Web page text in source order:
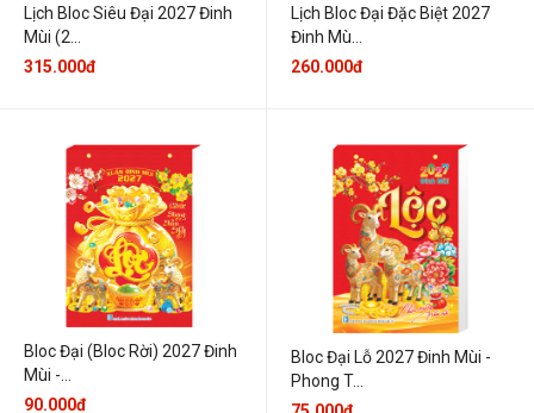
Lịch Bloc Siêu Đại 2027 Đinh
Mùi (2...
315.000đ
Lịch Bloc Đại Đặc Biệt 2027
Đinh Mù...
260.000đ
Bloc Đại (Bloc Rời) 2027 Đinh
Mùi -...
90.000đ
Bloc Đại Lỗ 2027 Đinh Mùi -
Phong T...